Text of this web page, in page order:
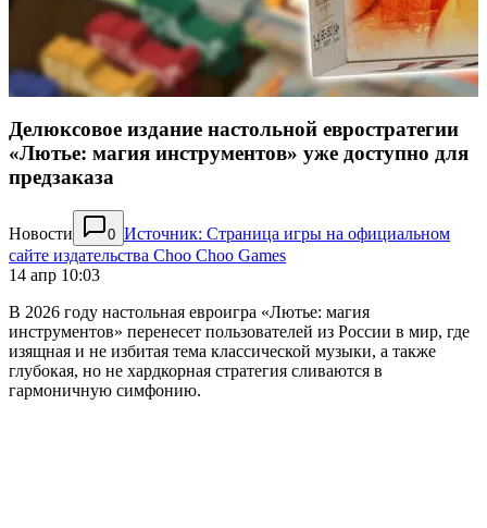
Делюксовое издание настольной евростратегии
«Лютье: магия инструментов» уже доступно для
предзаказа
Новости 0 Источник: Страница игры на официальном
сайте издательства Choo Choo Games
14 апр 10:03
В 2026 году настольная евроигра «Лютье: магия
инструментов» перенесет пользователей из России в мир, где
изящная и не избитая тема классической музыки, а также
глубокая, но не хардкорная стратегия сливаются в
гармоничную симфонию.